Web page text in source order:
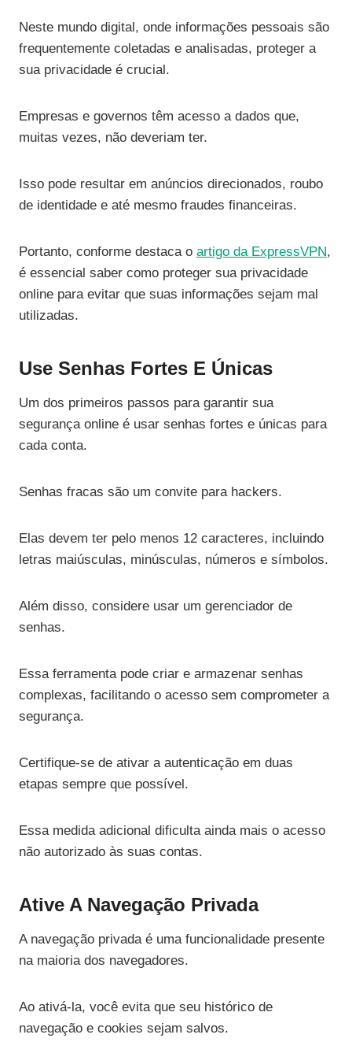
Neste mundo digital, onde informações pessoais são
frequentemente coletadas e analisadas, proteger a
sua privacidade é crucial.
Empresas e governos têm acesso a dados que,
muitas vezes, não deveriam ter.
Isso pode resultar em anúncios direcionados, roubo
de identidade e até mesmo fraudes financeiras.
Portanto, conforme destaca o artigo da ExpressVPN,
é essencial saber como proteger sua privacidade
online para evitar que suas informações sejam mal
utilizadas.
Use Senhas Fortes E Únicas
Um dos primeiros passos para garantir sua
segurança online é usar senhas fortes e únicas para
cada conta.
Senhas fracas são um convite para hackers.
Elas devem ter pelo menos 12 caracteres, incluindo
letras maiúsculas, minúsculas, números e símbolos.
Além disso, considere usar um gerenciador de
senhas.
Essa ferramenta pode criar e armazenar senhas
complexas, facilitando o acesso sem comprometer a
segurança.
Certifique-se de ativar a autenticação em duas
etapas sempre que possível.
Essa medida adicional dificulta ainda mais o acesso
não autorizado às suas contas.
Ative A Navegação Privada
A navegação privada é uma funcionalidade presente
na maioria dos navegadores.
Ao ativá-la, você evita que seu histórico de
navegação e cookies sejam salvos.